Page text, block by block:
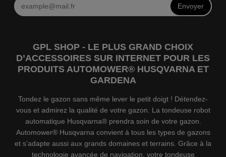
Envoyer
GPL SHOP - LE PLUS GRAND CHOIX
D’ACCESSOIRES SUR INTERNET POUR LES
PRODUITS AUTOMOWER® HUSQVARNA ET
GARDENA
Tondez le gazon sans même lever le petit doigt ! Détendez-
vous et admirez la qualité de votre gazon. La tondeuse robot
automatique Husqvarna® prendra soin de votre gazon.
Automower® Husqvarna convient à tous les types de gazons
et s’adapte aussi aux grands domaines et terrains. Grâce à la
technologie avancée de navigation, votre tondeuse